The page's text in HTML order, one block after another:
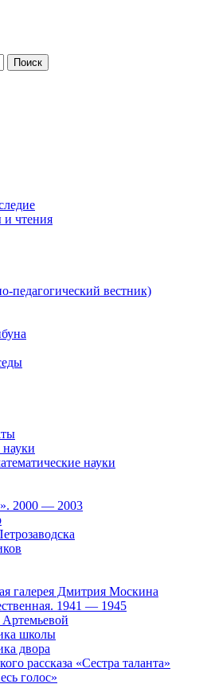
и чтения
педагогический вестник)
науки
2000 — 2003
галерея Дмитрия Москина
1941 — 1945
школы
двора
рассказа «Сестра таланта»
голос»